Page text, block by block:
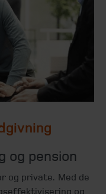
og pension
og private. Med de
og